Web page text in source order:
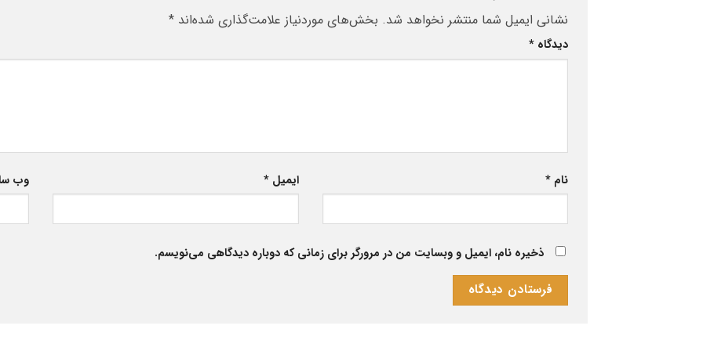
نشانی ایمیل شما منتشر نخواهد شد. بخش‌های موردنیاز علامت‌گذاری شده‌اند *
دیدگاه *
نام * ایمیل* وب‌
ذخیره نام، ایمیل و وبسایت من در مرورگر برای زمانی که دوباره دیدگاهی می‌نویسم.